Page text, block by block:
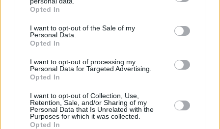
grant or deny consent to Google and its third-party tags to
use your data for below specified purposes in below Google
consent section.
Opted In
I want to opt-out of the Sale of my
Personal Data.
Opted In
I want to opt-out of processing my
Personal Data for Targeted Advertising.
Opted In
I want to opt-out of Collection, Use,
Retention, Sale, and/or Sharing of my
Personal Data that Is Unrelated with the
Purposes for which it was collected.
Opted In
Σκέρτσος: Η μεγαλύτερη τιμή στη μνήμη των νεκρών
πυροσβεστών και πιλότων είναι να μην σταματήσουμε
Tα κυριακάτικα πρωινά, γίνονται καλύτερα με efood
market και Πρώτο Θέμα!
πριν 18 λεπτά
Rihanna: Χορεύει αισθησιακά στον A$AP Rocky κατά τη
διάρκεια κρουαζιέρας στα Μπαρμπέιντος
πριν 20 λεπτά
ΔΕΙΤΕ ΟΛΕΣ ΤΙΣ ΕΙΔΗΣΕΙΣ